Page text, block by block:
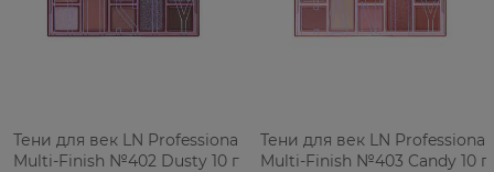
Тени для век LN Professional
Multi-Finish №402 Dusty 10 г
Тени для век LN Professional
Multi-Finish №403 Candy 10 г